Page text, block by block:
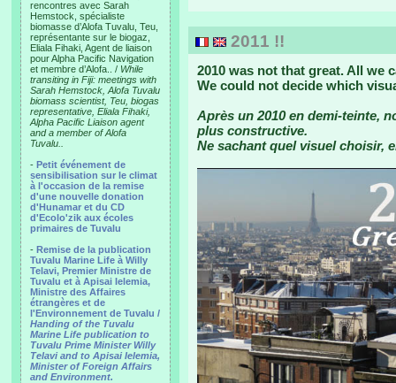
rencontres avec Sarah
Hemstock, spécialiste
biomasse d’Alofa Tuvalu, Teu,
représentante sur le biogaz,
Eliala Fihaki, Agent de liaison
pour Alpha Pacific Navigation
et membre d’Alofa.. / While
transiting in Fiji: meetings with
Sarah Hemstock, Alofa Tuvalu
biomass scientist, Teu, biogas
representative, Eliala Fihaki,
Alpha Pacific Liaison agent
and a member of Alofa
Tuvalu..
- Petit événement de
sensibilisation sur le climat
à l'occasion de la remise
d'une nouvelle donation
d'Hunamar et du CD
d'Ecolo'zik aux écoles
primaires de Tuvalu
- Remise de la publication
Tuvalu Marine Life à Willy
Telavi, Premier Ministre de
Tuvalu et à Apisai Ielemia,
Ministre des Affaires
étrangères et de
l'Environnement de Tuvalu /
Handing of the Tuvalu
Marine Life publication to
Tuvalu Prime Minister Willy
Telavi and to Apisai Ielemia,
Minister of Foreign Affairs
and Environment.
2011 !!
2010 was not that great. All we
We could not decide which
Après un 2010 en demi-teinte,
plus constructive.
Ne sachant quel visuel choisir,